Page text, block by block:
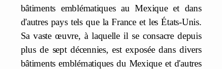
bâtiments emblématiques au Mexique et dans
d'autres pays tels que la France et les États-Unis.
Sa vaste œuvre, à laquelle il se consacre depuis
plus de sept décennies, est exposée dans divers
bâtiments emblématiques du Mexique et d'autres